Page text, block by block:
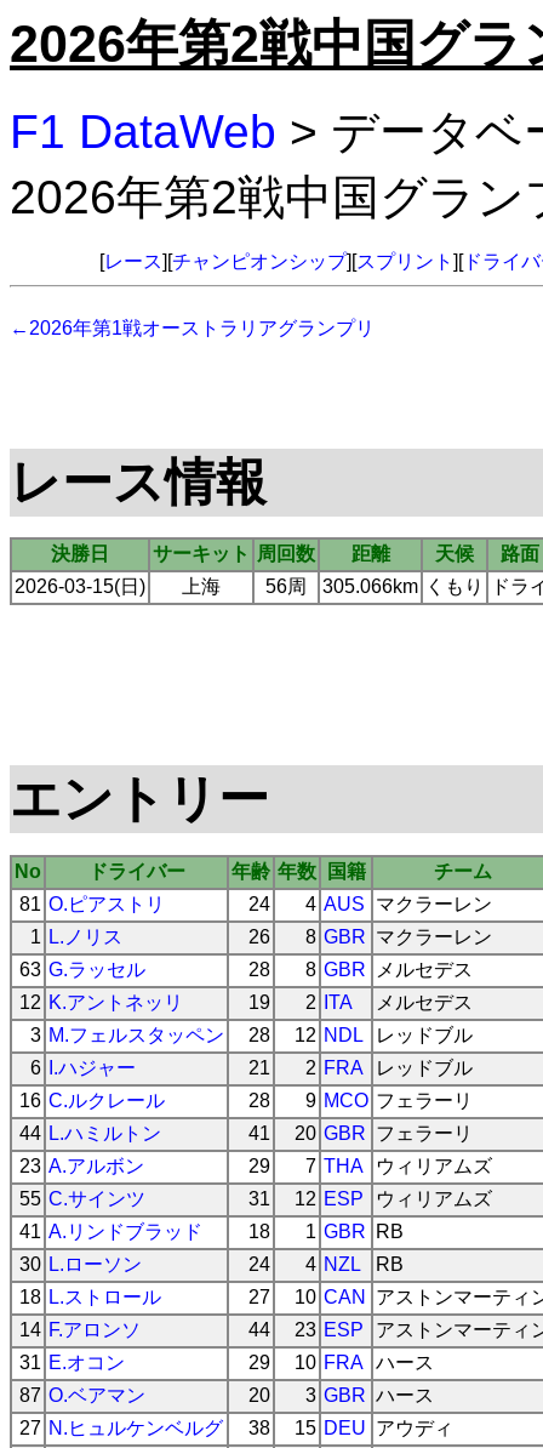
2026年第2戦中国グ
F1 DataWeb > データ
2026年第2戦中国グラン
[レース][チャンピオンシップ][スプリント ][ドライ
←2026年第1戦オーストラリアグランプリ
レース情報
決勝日 サーキット 周回数 距離 天候
路面
2026-03-15(日)
上海 56周 305.066km くもり ドラ
エントリー
No ドライバー 年齢 年数 国籍
チーム
81 O.ピアストリ 24 4 AUS
マクラーレン
1 L.ノリス 26 8 GBR マクラーレン
63 G.ラッセル 28 8 GBR
メルセデス
12 K.アントネッリ 19 2 ITA
メルセデス
3 M.フェルスタッペン 28 12 NDL
レッドブル
6
I.ハジャー 21 2 FRA
レッドブル
16 C.ルクレール 28 9 MCO フェラーリ
44 L.ハミルトン 41 20 GBR フェラーリ
23 A.アルボン 29 7 THA
ウィリアムズ
55 C.サインツ 31 12 ESP
ウィリアムズ
41 A.リンドブラッド 18 1 GBR
RB
30 L.ローソン 24 4 NZL
RB
18 L.ストロール 27 10 CAN
アストンマーティ
14 F.アロンソ 44 23 ESP
アストンマーティ
31 E.オコン 29 10 FRA ハース
87 O.ベアマン 20 3 GBR ハース
27 N.ヒュルケンベルグ 38 15 DEU アウディ